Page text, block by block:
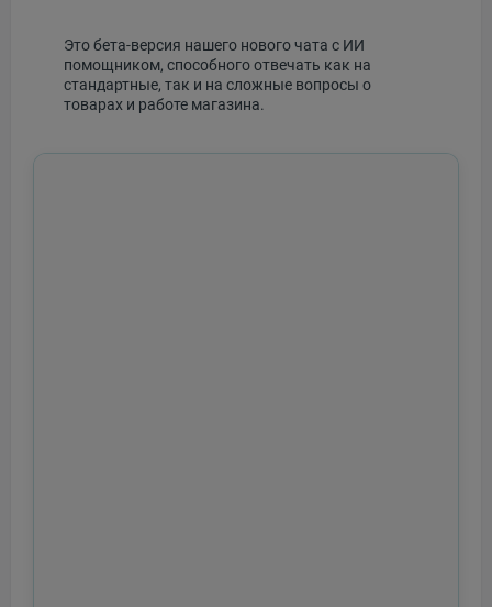
Это бета-версия нашего нового чата с ИИ
помощником, способного отвечать как на
стандартные, так и на сложные вопросы о
товарах и работе магазина.